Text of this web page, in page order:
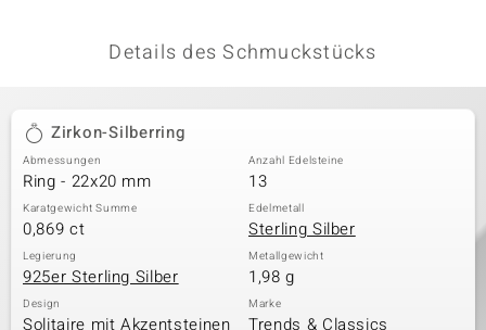
Details des Schmuckstücks
Zirkon-Silberring
Abmessungen
Ring - 22x20 mm
Anzahl Edelsteine
13
Karatgewicht Summe
0,869 ct
Edelmetall
Sterling Silber
Legierung
925er Sterling Silber
Metallgewicht
1,98 g
Design
Solitaire mit Akzentsteinen
Marke
Trends & Classics